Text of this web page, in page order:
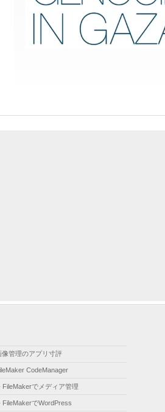
像管理のアプリ寸評
CodeManager
FileMakerでメディア管理
FileMakerでWordPress